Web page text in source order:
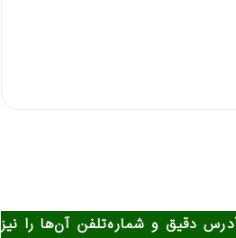
دقیق و شماره‌تلفن آن‌ها را نیز